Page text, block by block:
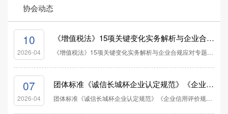
协会动态
10
2026-04
《增值税法》15项关键变化实务解析与企业合规应对专题培训成功举办
07
2026-04
团体标准《诚信长城杯企业认定规范》《企业信用评价规范》正式发布